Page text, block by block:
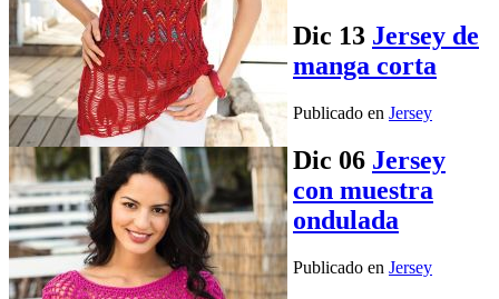
Dic 13 Jersey de
manga corta
Publicado en Jersey
Dic 06 Jersey
con muestra
ondulada
Publicado en Jersey